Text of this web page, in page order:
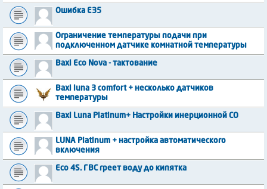
Ошибка Е35
Ограничение температуры подачи при
подключенном датчике комнатной температуры
Baxi Eco Nova - тактование
Baxi luna 3 comfort + несколько датчиков
температуры
Baxi Luna Platinum+ Настройки инерционной СО
LUNA Platinum + настройка автоматического
включения
Eco 4S. ГВС греет воду до кипятка